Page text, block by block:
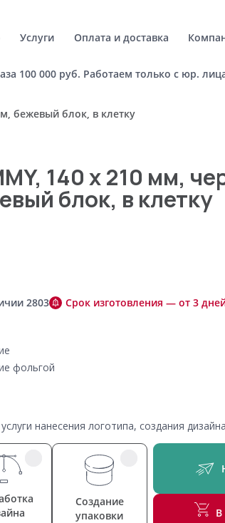
Услуги Оплата и доставка
100 000 руб. Работаем только с юр.
бежевый блок, в клетку
140 х 210 мм,
блок, в клетку
2803 Срок изготовления — от 3
фольгой
нанесения логотипа, создания
Создание
упаковки
В